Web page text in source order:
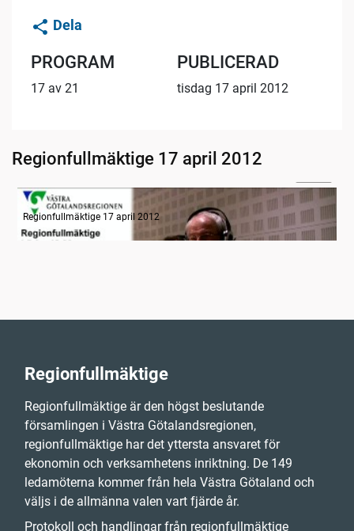
Dela
PROGRAM
17 av 21
PUBLICERAD
tisdag 17 april 2012
Regionfullmäktige 17 april 2012
Radion informerar
Regionfullmäktige 17 april 2012
Regionfullmäktige
Regionfullmäktige är den högst beslutande
församlingen i Västra Götalandsregionen,
regionfullmäktige har det yttersta ansvaret för
ekonomin och verksamhetens inriktning. De 149
ledamöterna kommer från hela Västra Götaland och
väljs i de allmänna valen vart fjärde år.
Protokoll och handlingar från regionfullmäktige